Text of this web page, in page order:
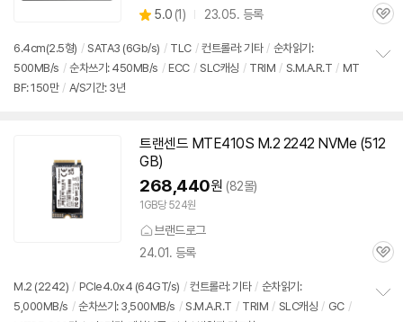
별
점
5.0 (상
리
뷰
1) 23.05. 등록
관
6.4cm(2.5형) / SATA3 (6Gb/s) / TLC / 컨트롤러: 기타 / 순차읽기:
500MB/s / 순차쓰기: 450MB/s / ECC / SLC캐싱 / TRIM / S.M.A.R.T / MT
BF: 150만 / A/S기간: 3년
기
트랜센드 MTE410S M.2 2242 NVMe (512
GB)
268,440원 (82몰)
1GB당 524원
브랜드로그
24.01. 등록
관
M.2 (2242) / PCIe4.0x4 (64GT/s) / 컨트롤러: 기타 / 순차읽기:
5,000MB/s / 순차쓰기: 3,500MB/s / S.M.A.R.T / TRIM / SLC캐싱 / GC /